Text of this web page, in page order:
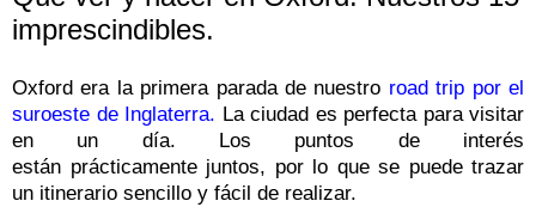
imprescindibles.
Oxford era la primera parada de nuestro road trip por el
suroeste de Inglaterra. La ciudad es perfecta para visitar
en un día. Los puntos de interés
están prácticamente juntos, por lo que se puede trazar
un itinerario sencillo y fácil de realizar.